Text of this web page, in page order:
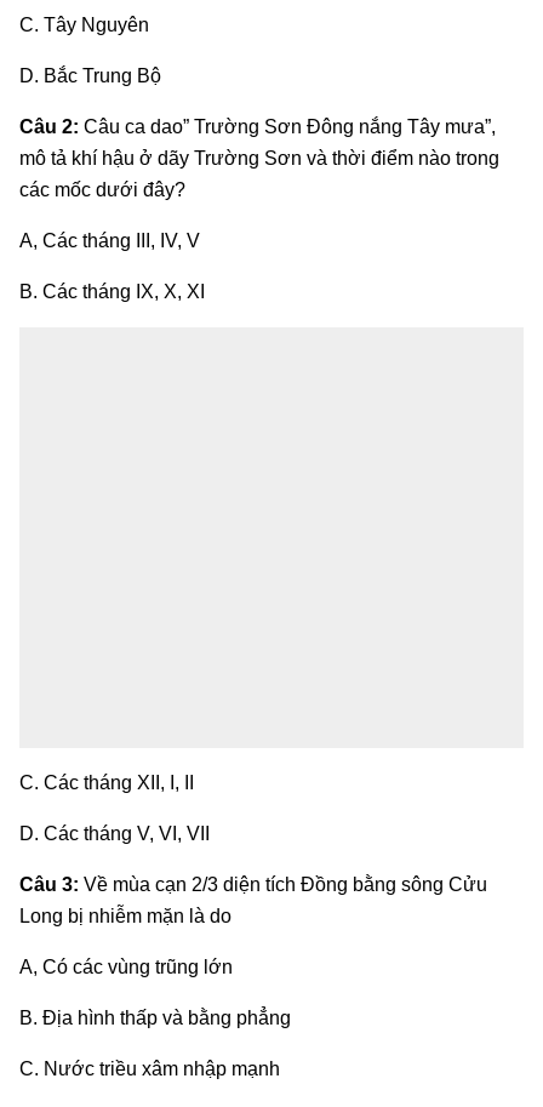
C. Tây Nguyên
D. Bắc Trung Bộ
Câu 2: Câu ca dao” Trường Sơn Đông nắng Tây mưa”,
mô tả khí hậu ở dãy Trường Sơn và thời điểm nào trong
các mốc dưới đây?
A, Các tháng III, IV, V
B. Các tháng IX, X, XI
C. Các tháng XII, I, II
D. Các tháng V, VI, VII
Câu 3: Về mùa cạn 2/3 diện tích Đồng bằng sông Cửu
Long bị nhiễm mặn là do
A, Có các vùng trũng lớn
B. Địa hình thấp và bằng phẳng
C. Nước triều xâm nhập mạnh